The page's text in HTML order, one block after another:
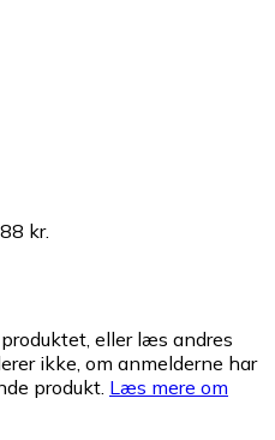
kr.
eller læs andres
ikke, om anmelderne har
produkt. Læs mere om